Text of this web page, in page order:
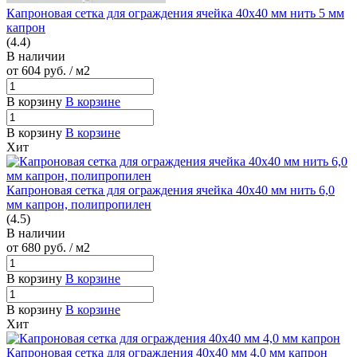
Капроновая сетка для ограждения ячейка 40х40 мм нить 5 мм
капрон
(4.4)
В наличии
от 604 руб. / м2
В корзину В корзине
В корзину В корзине
Хит
Капроновая сетка для ограждения ячейка 40х40 мм нить 6,0
мм капрон, полипропилен
(4.5)
В наличии
от 680 руб. / м2
В корзину В корзине
В корзину В корзине
Хит
Капроновая сетка для ограждения 40х40 мм 4,0 мм капрон